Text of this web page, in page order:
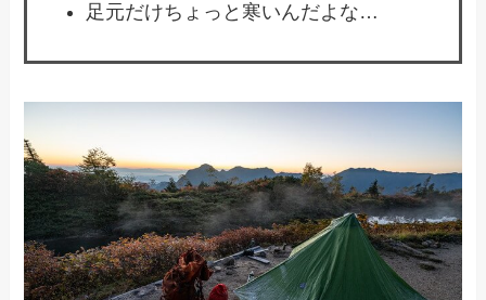
足元だけちょっと寒いんだよな…